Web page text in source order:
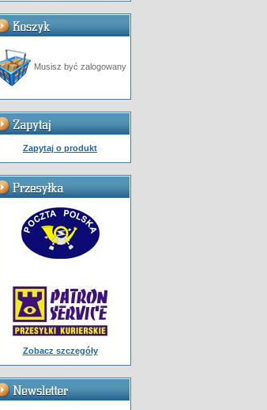
Musisz być zalogowany
Zapytaj o produkt
Zobacz szczegóły